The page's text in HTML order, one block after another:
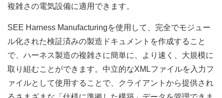
複雑さの電気設備に適用できます。
SEE Harness Manufacturingを使用して、完全でモジュー
ル化された検証済みの製造ドキュメントを作成すること
で、ハーネス製造の複雑さに簡単に、より速く、大規模に
取り組むことができます。中立的なXMLファイルを入力フ
ァイルとして使用することで、クライアントから提供され